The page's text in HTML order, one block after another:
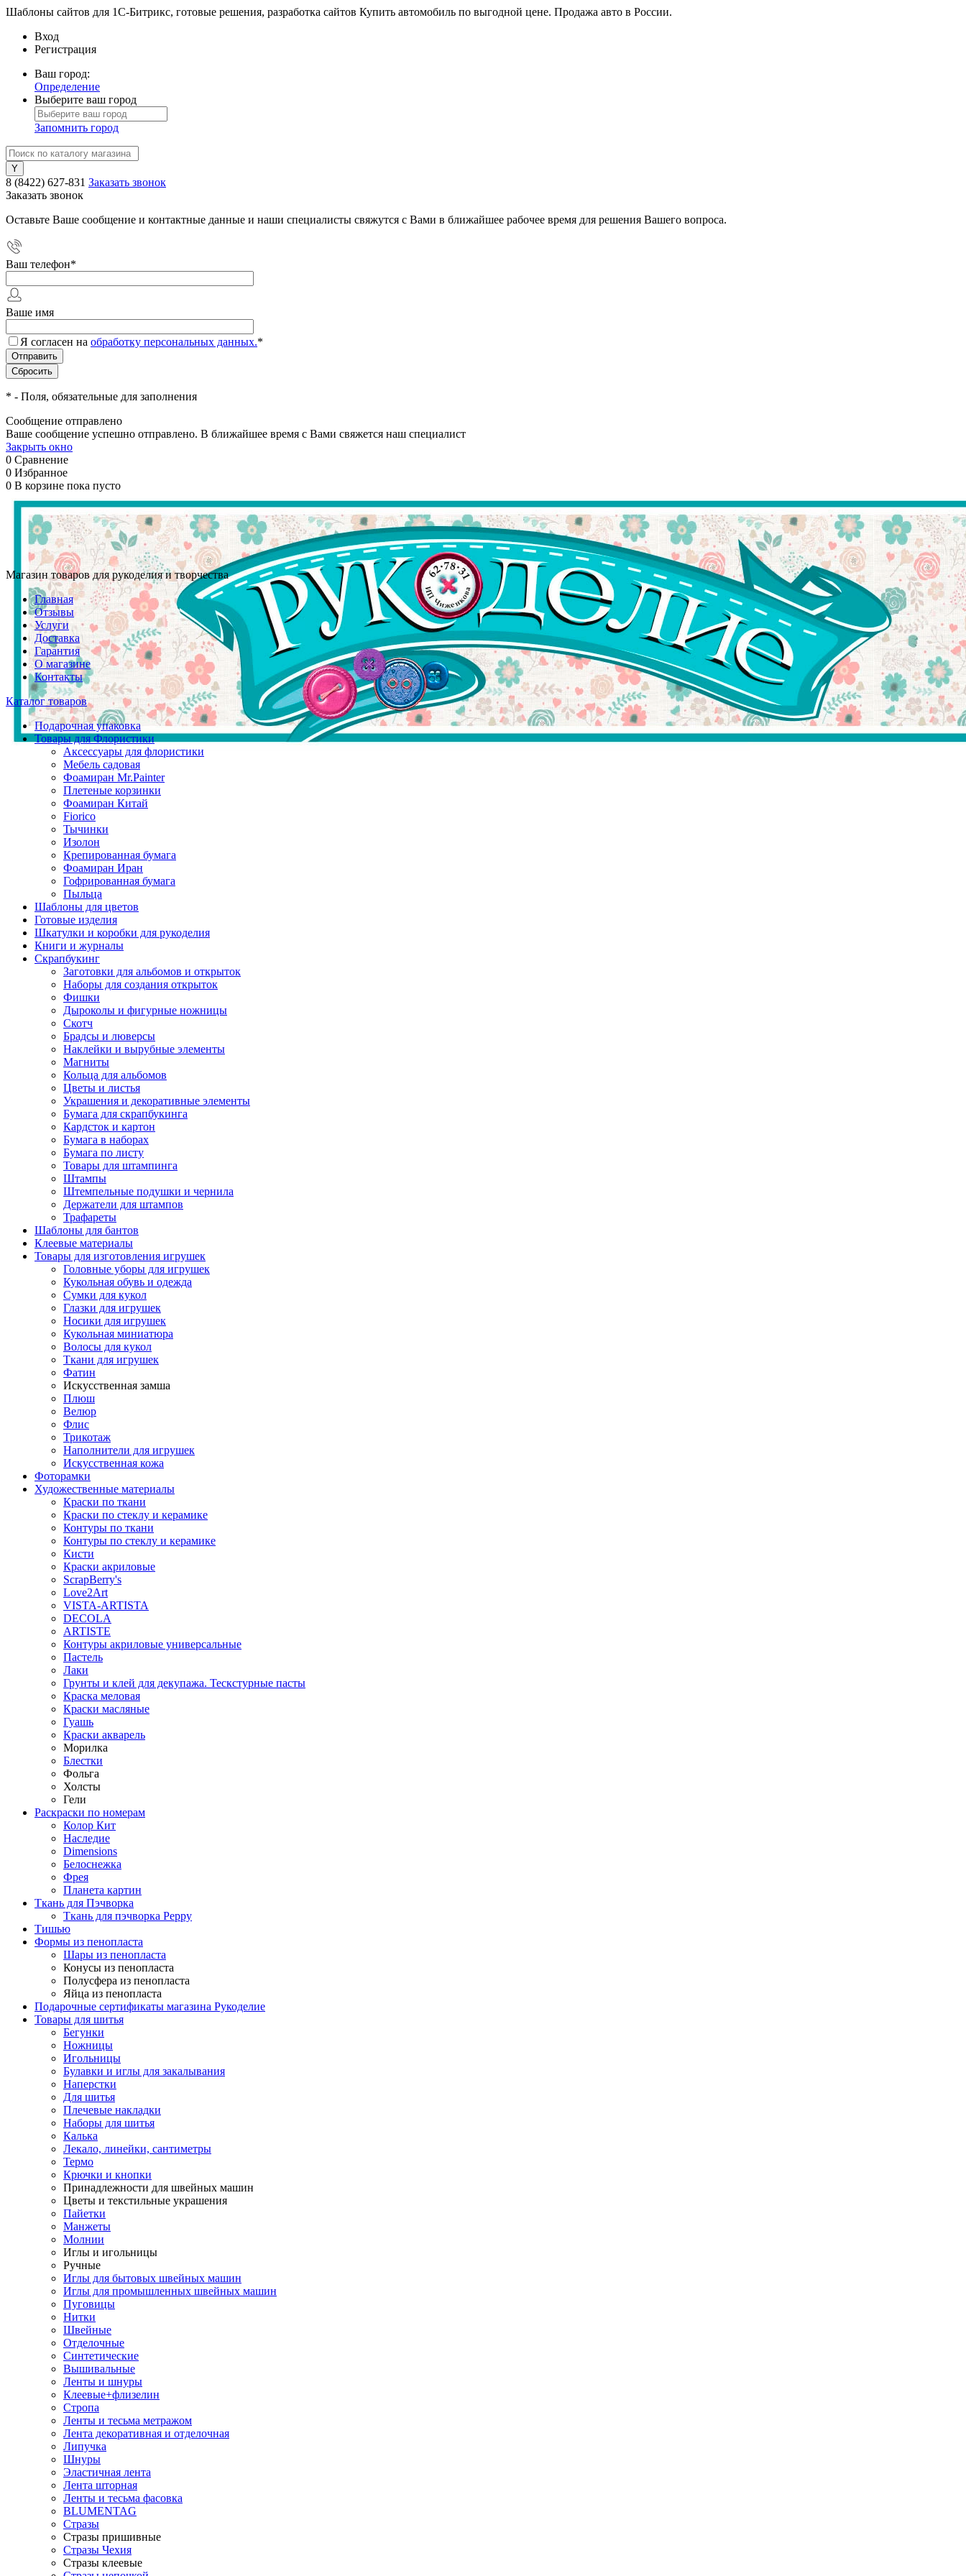
Шаблоны сайтов для 1С-Битрикс, готовые решения, разработка сайтов Купить автомобиль по выгодной цене. Продажа авто в России.
Вход
Регистрация
Ваш город:
Определение
Выберите ваш город
Запомнить город
8 (8422) 627-831 Заказать звонок
Заказать звонок
Оставьте Ваше сообщение и контактные данные и наши специалисты свяжутся с Вами в ближайшее рабочее время для решения Вашего вопроса.
Ваш телефон*
Ваше имя
Я согласен на обработку персональных данных.*
* - Поля, обязательные для заполнения
Сообщение отправлено
Ваше сообщение успешно отправлено. В ближайшее время с Вами свяжется наш специалист
Закрыть окно
0 Сравнение
0 Избранное
0 В корзине пока пусто
Магазин товаров для рукоделия и творчества
Главная
Отзывы
Услуги
Доставка
Гарантия
О магазине
Контакты
Каталог товаров
Подарочная упаковка
Товары для Флористики
Аксессуары для флористики
Мебель садовая
Фоамиран Mr.Painter
Плетеные корзинки
Фоамиран Китай
Fiorico
Тычинки
Изолон
Крепированная бумага
Фоамиран Иран
Гофрированная бумага
Пыльца
Шаблоны для цветов
Готовые изделия
Шкатулки и коробки для рукоделия
Книги и журналы
Скрапбукинг
Заготовки для альбомов и открыток
Наборы для создания открыток
Фишки
Дыроколы и фигурные ножницы
Скотч
Брадсы и люверсы
Наклейки и вырубные элементы
Магниты
Кольца для альбомов
Цветы и листья
Украшения и декоративные элементы
Бумага для скрапбукинга
Кардсток и картон
Бумага в наборах
Бумага по листу
Товары для штампинга
Штампы
Штемпельные подушки и чернила
Держатели для штампов
Трафареты
Шаблоны для бантов
Клеевые материалы
Товары для изготовления игрушек
Головные уборы для игрушек
Кукольная обувь и одежда
Сумки для кукол
Глазки для игрушек
Носики для игрушек
Кукольная миниатюра
Волосы для кукол
Ткани для игрушек
Фатин
Искусственная замша
Плюш
Велюр
Флис
Трикотаж
Наполнители для игрушек
Искусственная кожа
Фоторамки
Художественные материалы
Краски по ткани
Краски по стеклу и керамике
Контуры по ткани
Контуры по стеклу и керамике
Кисти
Краски акриловые
ScrapBerry's
Love2Art
VISTA-ARTISTA
DECOLA
ARTISTE
Контуры акриловые универсальные
Пастель
Лаки
Грунты и клей для декупажа. Тескстурные пасты
Краска меловая
Краски масляные
Гуашь
Краски акварель
Морилка
Блестки
Фольга
Холсты
Гели
Раскраски по номерам
Колор Кит
Наследие
Dimensions
Белоснежка
Фрея
Планета картин
Ткань для Пэчворка
Ткань для пэчворка Peppy
Тишью
Формы из пенопласта
Шары из пенопласта
Конусы из пенопласта
Полусфера из пенопласта
Яйца из пенопласта
Подарочные сертификаты магазина Рукоделие
Товары для шитья
Бегунки
Ножницы
Игольницы
Булавки и иглы для закалывания
Наперстки
Для шитья
Плечевые накладки
Наборы для шитья
Калька
Лекало, линейки, сантиметры
Термо
Крючки и кнопки
Принадлежности для швейных машин
Цветы и текстильные украшения
Пайетки
Манжеты
Молнии
Иглы и игольницы
Ручные
Иглы для бытовых швейных машин
Иглы для промышленных швейных машин
Пуговицы
Нитки
Швейные
Отделочные
Синтетические
Вышивальные
Ленты и шнуры
Клеевые+флизелин
Стропа
Ленты и тесьма метражом
Лента декоративная и отделочная
Липучка
Шнуры
Эластичная лента
Лента шторная
Ленты и тесьма фасовка
BLUMENTAG
Стразы
Стразы пришивные
Стразы Чехия
Стразы клеевые